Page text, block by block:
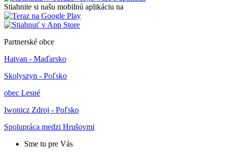
Stiahnite si našu mobilnú aplikáciu na
Partnerské obce
Hatvan - Maďarsko
Skolyszyn - Poľsko
obec Lesné
Iwonicz Zdroj - Poľsko
Spolupráca medzi Hrušovmi
Sme tu pre Vás